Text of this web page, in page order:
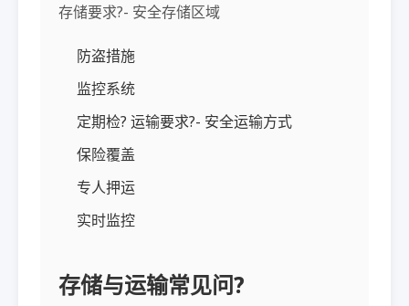
存储要求?- 安全存储区域
防盗措施
监控系统
定期检? 运输要求?- 安全运输方式
保险覆盖
专人押运
实时监控
存储与运输常见问?